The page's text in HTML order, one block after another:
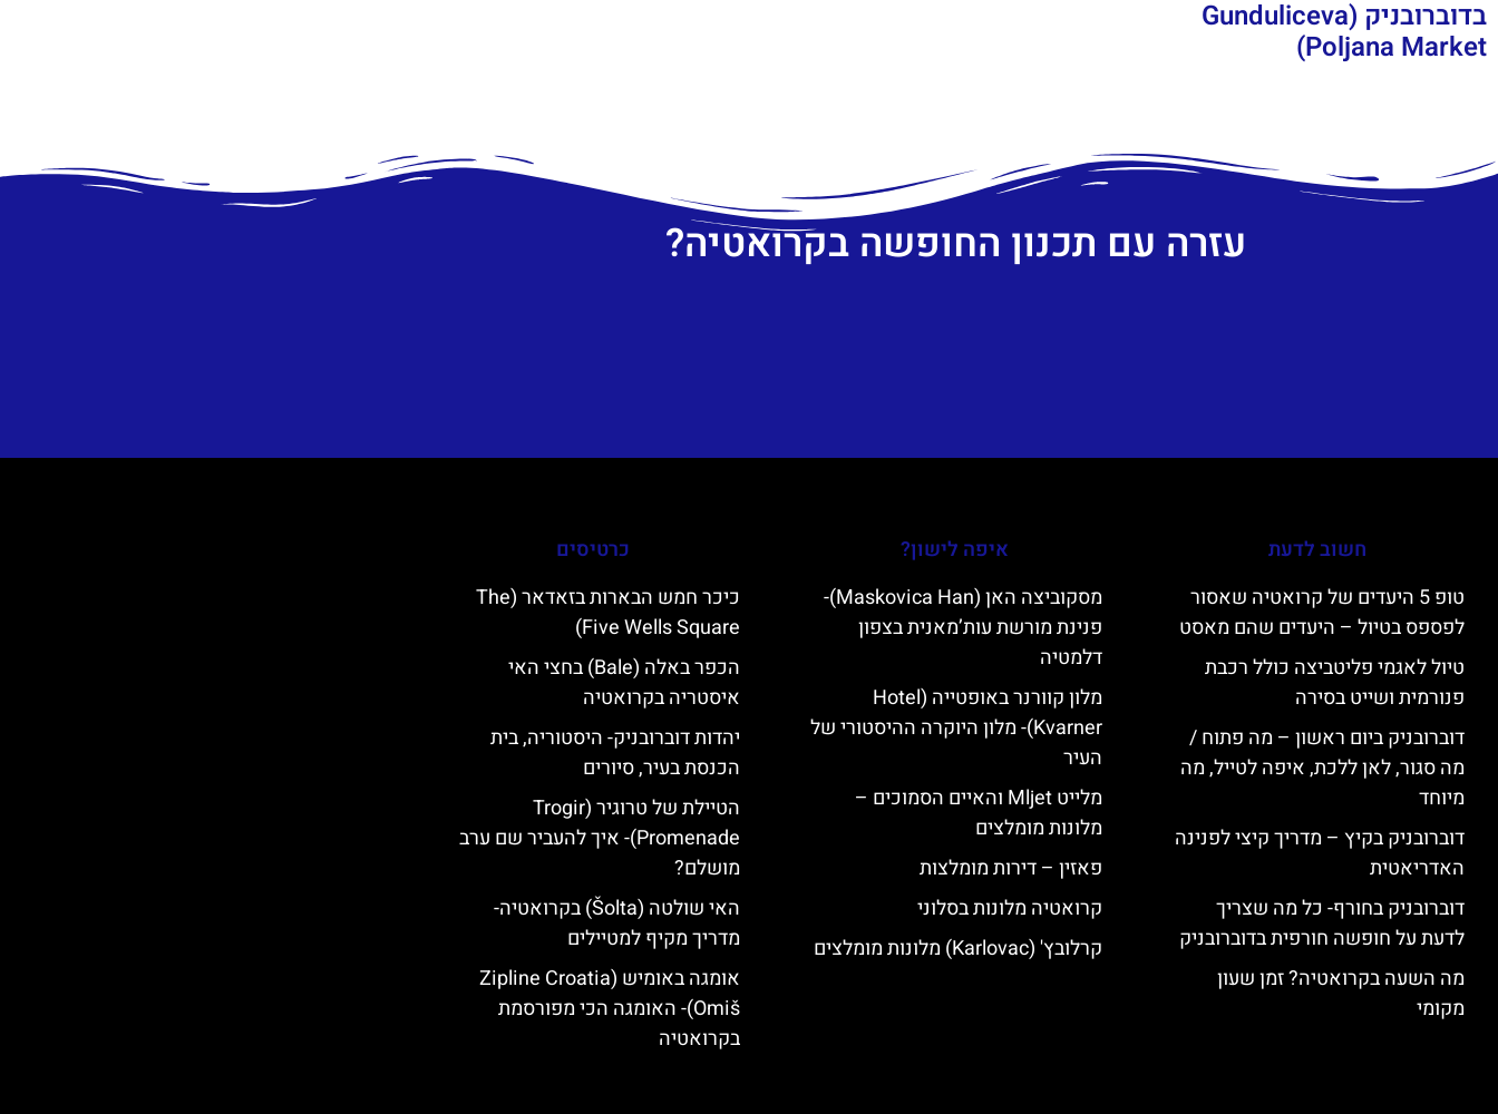
בדוברובניק (Gunduliceva
Poljana Market)
עזרה עם תכנון החופשה בקרואטיה?
חשוב לדעת
טופ 5 היעדים של קרואטיה שאסור
לפספס בטיול – היעדים שהם מאסט
טיול לאגמי פליטביצה כולל רכבת
פנורמית ושייט בסירה
דוברובניק ביום ראשון – מה פתוח /
מה סגור, לאן ללכת, איפה לטייל, מה
מיוחד
דוברובניק בקיץ – מדריך קיצי לפנינה
האדריאטית
דוברובניק בחורף- כל מה שצריך
לדעת על חופשה חורפית בדוברובניק
מה השעה בקרואטיה? זמן שעון
מקומי
איפה לישון?
מסקוביצה האן (Maskovica Han)-
פנינת מורשת עות’מאנית בצפון
דלמטיה
מלון קוורנר באופטייה (Hotel
Kvarner)- מלון היוקרה ההיסטורי של
העיר
מלייט Mljet והאיים הסמוכים –
מלונות מומלצים
פאזין – דירות מומלצות
קרואטיה מלונות בסלוני
קרלובץ' (Karlovac) מלונות מומלצים
כרטיסים
כיכר חמש הבארות בזאדאר (The
Five Wells Square)
הכפר באלה (Bale) בחצי האי
איסטריה בקרואטיה
יהדות דוברובניק- היסטוריה, בית
הכנסת בעיר, סיורים
הטיילת של טרוגיר (Trogir
Promenade)- איך להעביר שם ערב
מושלם?
האי שולטה (Šolta) בקרואטיה-
מדריך מקיף למטיילים
אומגה באומיש (Zipline Croatia
Omiš)- האומגה הכי מפורסמת
בקרואטיה